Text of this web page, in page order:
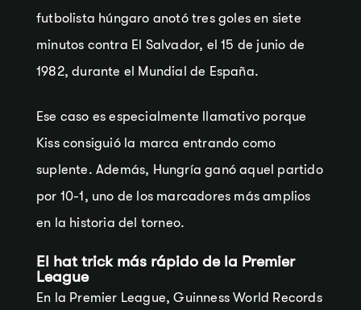
futbolista húngaro anotó tres goles en siete
minutos contra El Salvador, el 15 de junio de
1982, durante el Mundial de España.
Ese caso es especialmente llamativo porque
Kiss consiguió la marca entrando como
suplente. Además, Hungría ganó aquel partido
por 10-1, uno de los marcadores más amplios
en la historia del torneo.
El hat trick más rápido de la Premier
League
En la Premier League, Guinness World Records